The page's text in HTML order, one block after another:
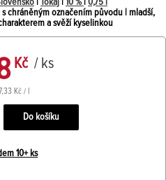
Tokaj 10 % 0,75 l
s chráněným označením původu | mladší,
a svěží kyselinkou
Kč / ks
Kč / l
10+ ks